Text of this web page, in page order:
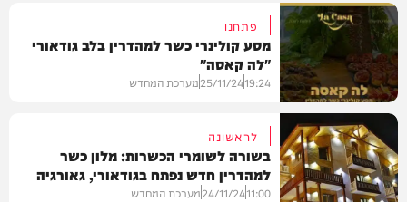
חדשות
עוד בחדשות
פתחנו
מסע קולינרי כשר למהדרין בלב גודאורי
"לה קאסה"
19:24
25/11/24מערכת המחדש
לראשונה
בשורה לשומרי הכשרות: מלון כשר
למהדרין חדש נפתח בגודאורי, גאורגיה
11:00
24/11/24מערכת המחדש